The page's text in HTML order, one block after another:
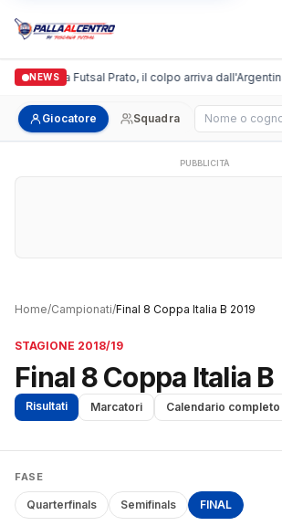
NEWS
Italgronda Futsal Prato, il colpo arriva
Giocatore Squadra Cerca
PUBBLICITÀ
Home/Campionati/Final 8 Coppa Italia B 2019
STAGIONE 2018/19
Final 8 Coppa Italia B
Risultati Marcatori Calendario completo
FASE
Quarterfinals Semifinals FINAL